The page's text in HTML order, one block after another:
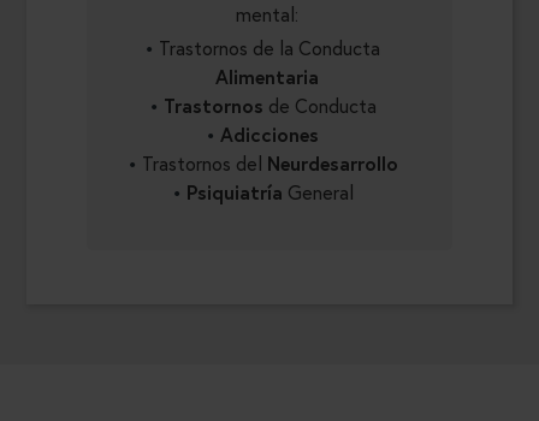
mental:
Trastornos de la Conducta
Alimentaria
Trastornos de Conducta
Adicciones
Trastornos del Neurdesarrollo
Psiquiatría General